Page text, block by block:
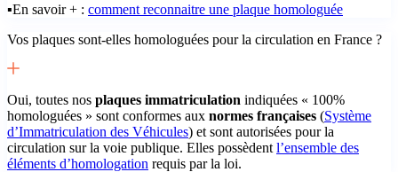
▪️En savoir + : comment reconnaitre une plaque homologuée
Vos plaques sont-elles homologuées pour la circulation en France ?
Oui, toutes nos plaques immatriculation indiquées « 100%
homologuées » sont conformes aux normes françaises (Système
d’Immatriculation des Véhicules) et sont autorisées pour la
circulation sur la voie publique. Elles possèdent l’ensemble des
éléments d’homologation requis par la loi.